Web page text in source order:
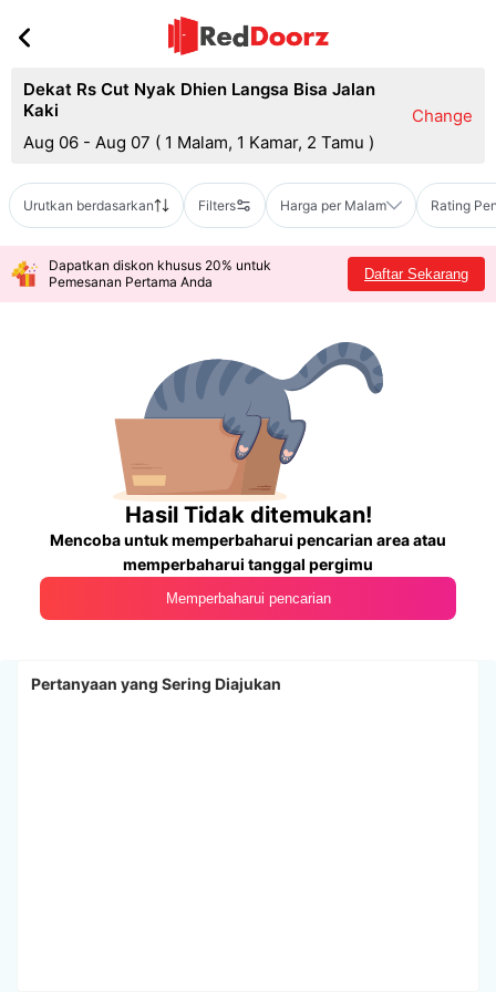
Dekat Rs Cut Nyak Dhien Langsa Bisa Jalan
Kaki
Aug 06 - Aug 07 ( 1 Malam, 1 Kamar, 2 Tamu )
Change
Urutkan berdasarkan Filters Harga per Malam Rating
Dapatkan diskon khusus 20% untuk
Pemesanan Pertama Anda
Daftar Sekarang
Hasil Tidak ditemukan!
Mencoba untuk memperbaharui pencarian area atau
memperbaharui tanggal pergimu
Memperbaharui pencarian
Pertanyaan yang Sering Diajukan